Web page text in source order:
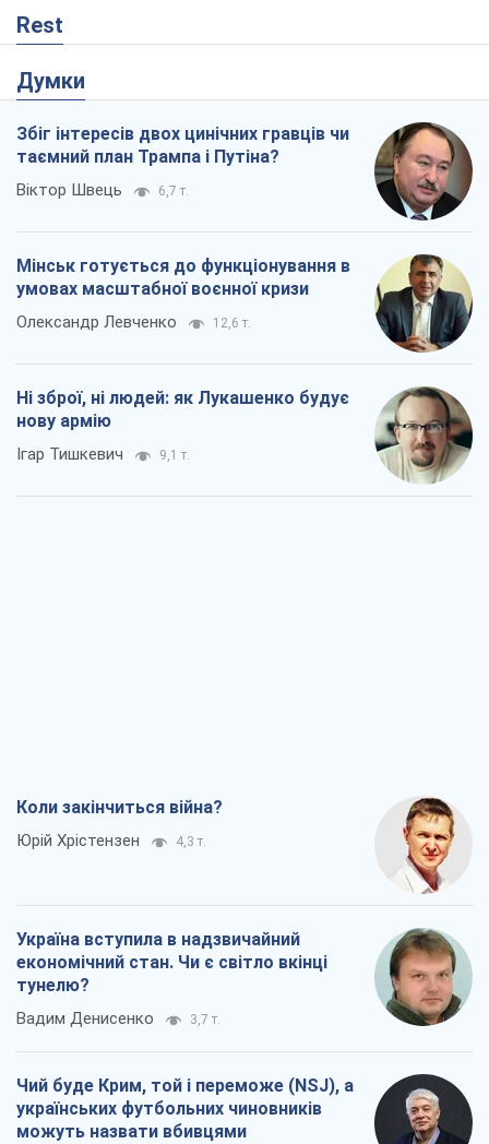
Rest
Думки
Збіг інтересів двох цинічних гравців чи
таємний план Трампа і Путіна?
Віктор Швець 6,7 т.
Мінськ готується до функціонування в
умовах масштабної воєнної кризи
Олександр Левченко 12,6 т.
Ні зброї, ні людей: як Лукашенко будує
нову армію
Ігар Тишкевич 9,1 т.
Коли закінчиться війна?
Юрій Хрістензен 4,3 т.
Україна вступила в надзвичайний
економічний стан. Чи є світло вкінці
тунелю?
Вадим Денисенко 3,7 т.
Чий буде Крим, той і переможе (NSJ), а
українських футбольних чиновників
можуть назвати вбивцями